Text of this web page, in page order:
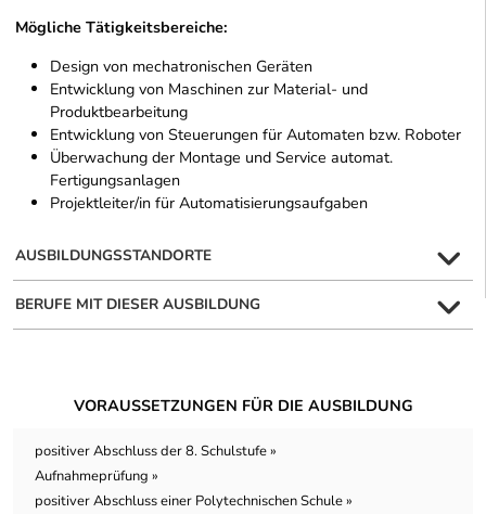
Mögliche Tätigkeitsbereiche:
Design von mechatronischen Geräten
Entwicklung von Maschinen zur Material- und
Produktbearbeitung
Entwicklung von Steuerungen für Automaten bzw. Roboter
Überwachung der Montage und Service automat.
Fertigungsanlagen
Projektleiter/in für Automatisierungsaufgaben
AUSBILDUNGSSTANDORTE
BERUFE MIT DIESER AUSBILDUNG
VORAUSSETZUNGEN FÜR DIE AUSBILDUNG
positiver Abschluss der 8. Schulstufe »
Aufnahmeprüfung »
positiver Abschluss einer Polytechnischen Schule »